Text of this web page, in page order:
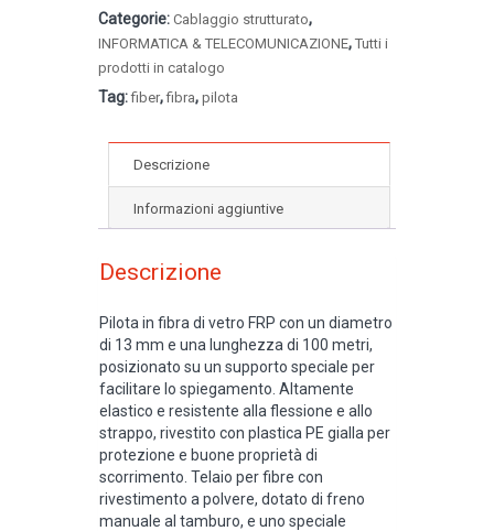
Categorie: Cablaggio strutturato,
INFORMATICA & TELECOMUNICAZIONE, Tutti i
prodotti in catalogo
Tag:fiber,fibra, pilota
Descrizione
Informazioni aggiuntive
Descrizione
Pilota in fibra di vetro FRP con un diametro
di 13 mm e una lunghezza di 100 metri,
posizionato su un supporto speciale per
facilitare lo spiegamento. Altamente
elastico e resistente alla flessione e allo
strappo, rivestito con plastica PE gialla per
protezione e buone proprietà di
scorrimento. Telaio per fibre con
rivestimento a polvere, dotato di freno
manuale al tamburo, e uno speciale